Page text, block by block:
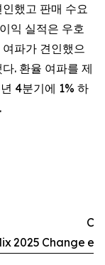
했고 판매 수요
익 실적은 우호
파가 견인했으
. 환율 여파를 제
4분기에 1% 하
2025 Change